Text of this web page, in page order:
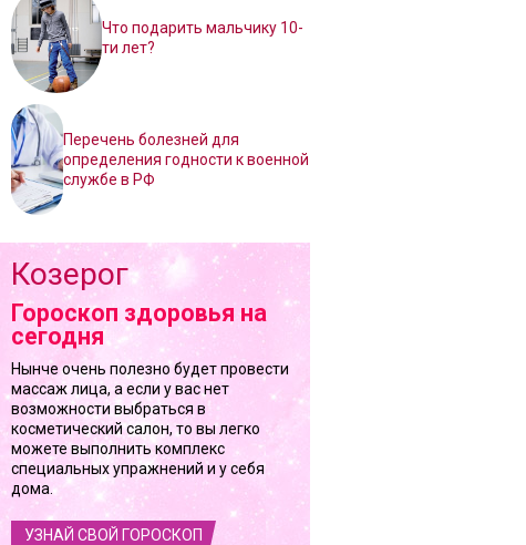
Что подарить мальчику 10-
ти лет?
Перечень болезней для
определения годности к военной
службе в РФ
Козерог
Гороскоп здоровья на
сегодня
Нынче очень полезно будет провести
массаж лица, а если у вас нет
возможности выбраться в
косметический салон, то вы легко
можете выполнить комплекс
специальных упражнений и у себя
дома.
УЗНАЙ СВОЙ ГОРОСКОП